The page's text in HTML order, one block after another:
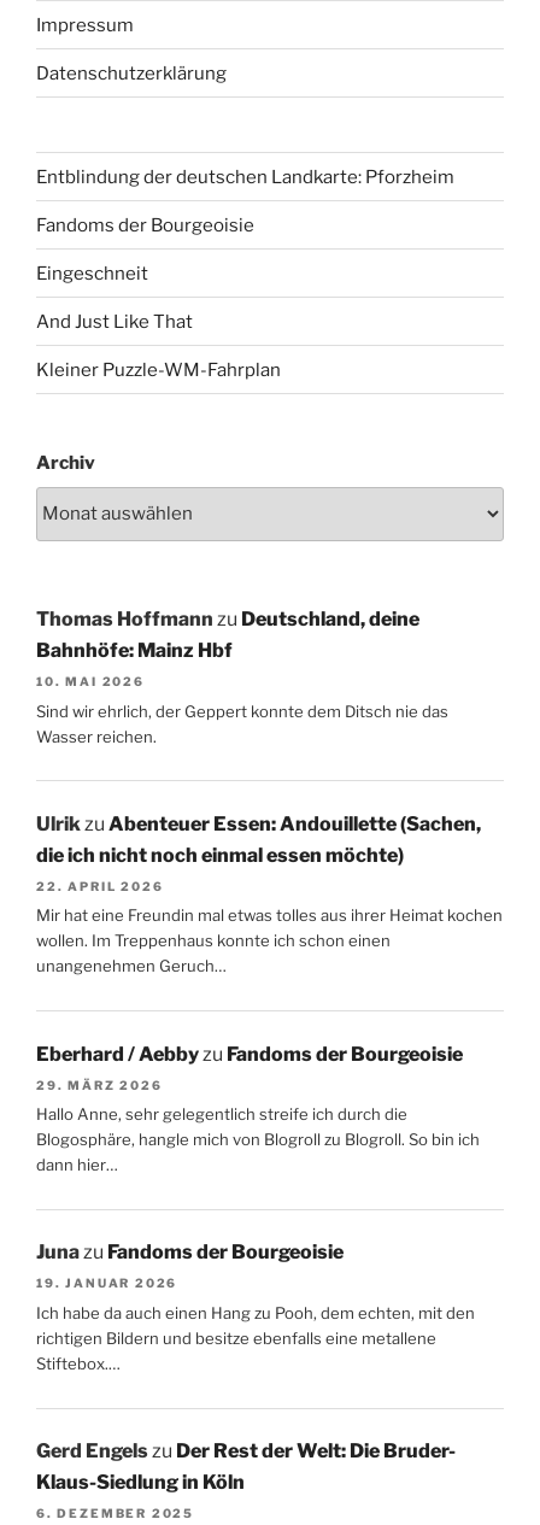
Impressum
Datenschutzerklärung
Entblindung der deutschen Landkarte: Pforzheim
Fandoms der Bourgeoisie
Eingeschneit
And Just Like That
Kleiner Puzzle-WM-Fahrplan
Archiv
Thomas Hoffmann zu Deutschland, deine
Bahnhöfe: Mainz Hbf
10. MAI 2026
Sind wir ehrlich, der Geppert konnte dem Ditsch nie das
Wasser reichen.
Ulrikzu Abenteuer Essen: Andouillette (Sachen,
die ich nicht noch einmal essen möchte)
22. APRIL 2026
Mir hat eine Freundin mal etwas tolles aus ihrer Heimat kochen
wollen. Im Treppenhaus konnte ich schon einen
unangenehmen Geruch…
Eberhard / Aebby zu Fandoms der Bourgeoisie
29. MÄRZ 2026
Hallo Anne, sehr gelegentlich streife ich durch die
Blogosphäre, hangle mich von Blogroll zu Blogroll. So bin ich
dann hier…
Junazu Fandoms der Bourgeoisie
19. JANUAR 2026
Ich habe da auch einen Hang zu Pooh, dem echten, mit den
richtigen Bildern und besitze ebenfalls eine metallene
Stiftebox.…
Gerd Engelszu Der Rest der Welt: Die Bruder-
Klaus-Siedlung in Köln
6. DEZEMBER 2025